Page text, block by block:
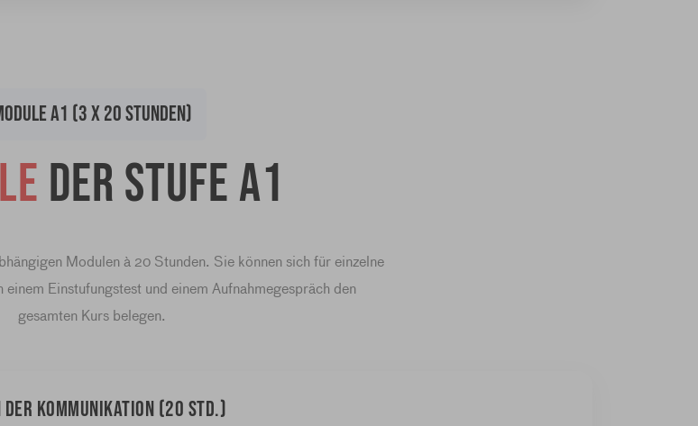
A1 (3 X 20 STUNDEN)
der Stufe A1
Modulen à 20 Stunden. Sie können sich für einzelne
Einstufungstest und einem Aufnahmegespräch den
gesamten Kurs belegen.
Kommunikation (20 Std.)